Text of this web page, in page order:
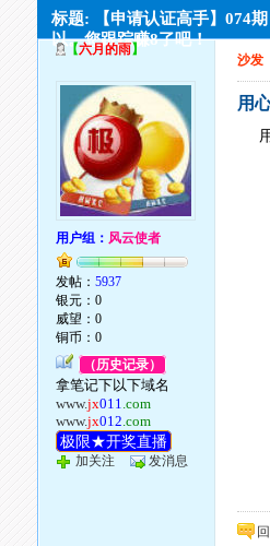
标题: 【申请认证高手】074
以。您跟踪赚8了吧！
【六月的雨】
用户组： 风云使者
发帖：5937
银元：0
威望：0
铜币：0
（历史记录）
拿笔记下以下域名
www.jx011.com
www.jx012.com
极限★开奖直播
加关注 发消息
沙发
用